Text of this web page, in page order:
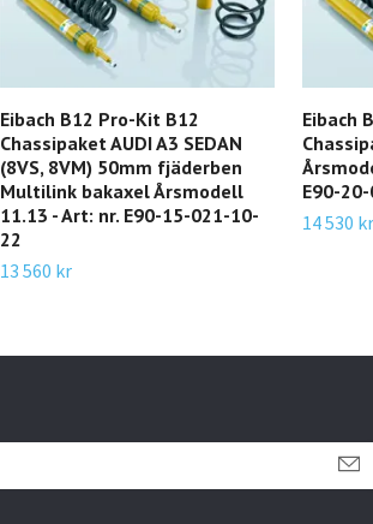
Eibach B12 Pro-Kit B12
Chassipaket AUDI A3 SEDAN
(8VS, 8VM) 50mm fjäderben
Multilink bakaxel Årsmodell
11.13 - Art: nr. E90-15-021-10-
22
13 560 kr
Eibach
E90-
14 530 kr